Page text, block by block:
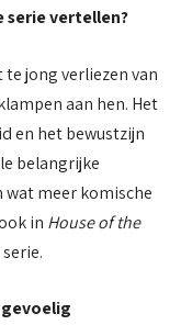
serie vertellen?
te jong verliezen van
aan hen. Het
en het bewustzijn
belangrijke
wat meer komische
in House of the
gevoelig